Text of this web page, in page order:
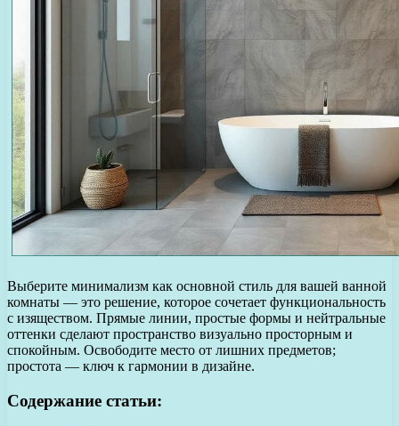
Выберите минимализм как основной стиль для вашей ванной
комнаты — это решение, которое сочетает функциональность
с изяществом. Прямые линии, простые формы и нейтральные
оттенки сделают пространство визуально просторным и
спокойным. Освободите место от лишних предметов;
простота — ключ к гармонии в дизайне.
Содержание статьи: